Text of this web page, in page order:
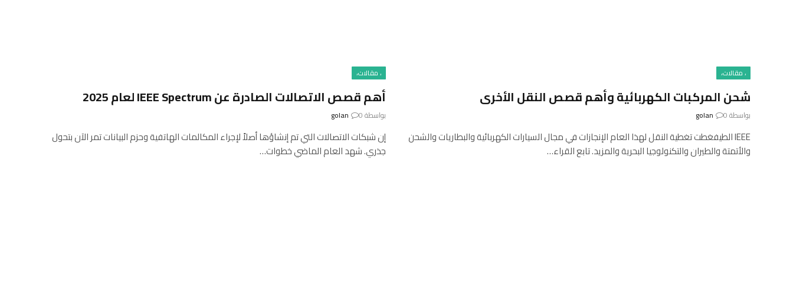
، مقالات،
شحن المركبات الكهربائية وأهم قصص النقل الأخرى
بواسطة golan 0
IEEE الطيفغطت تغطية النقل لهذا العام الإنجازات في مجال السيارات الكهربائية والبطاريات والشحن
والأتمتة والطيران والتكنولوجيا البحرية والمزيد. تابع القراء…
، مقالات،
أهم قصص الاتصالات الصادرة عن IEEE Spectrum لعام 2025
بواسطة golan 0
إن شبكات الاتصالات التي تم إنشاؤها أصلاً لإجراء المكالمات الهاتفية وحزم البيانات تمر الآن بتحول
جذري. شهد العام الماضي خطوات…